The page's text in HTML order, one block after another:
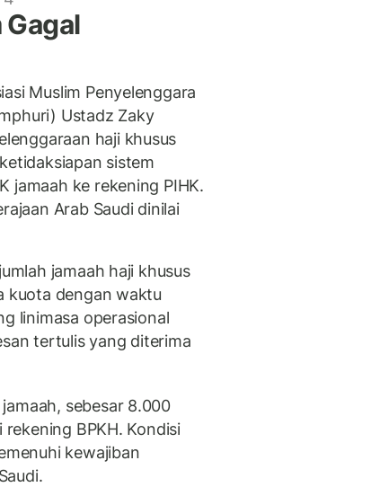
Muslim Penyelenggara
Ustadz Zaky
haji khusus
sistem
jamaah ke rekening PIHK.
Arab Saudi dinilai
jamaah haji khusus
kuota dengan waktu
linimasa operasional
tertulis yang diterima
sebesar 8.000
BPKH. Kondisi
kewajiban